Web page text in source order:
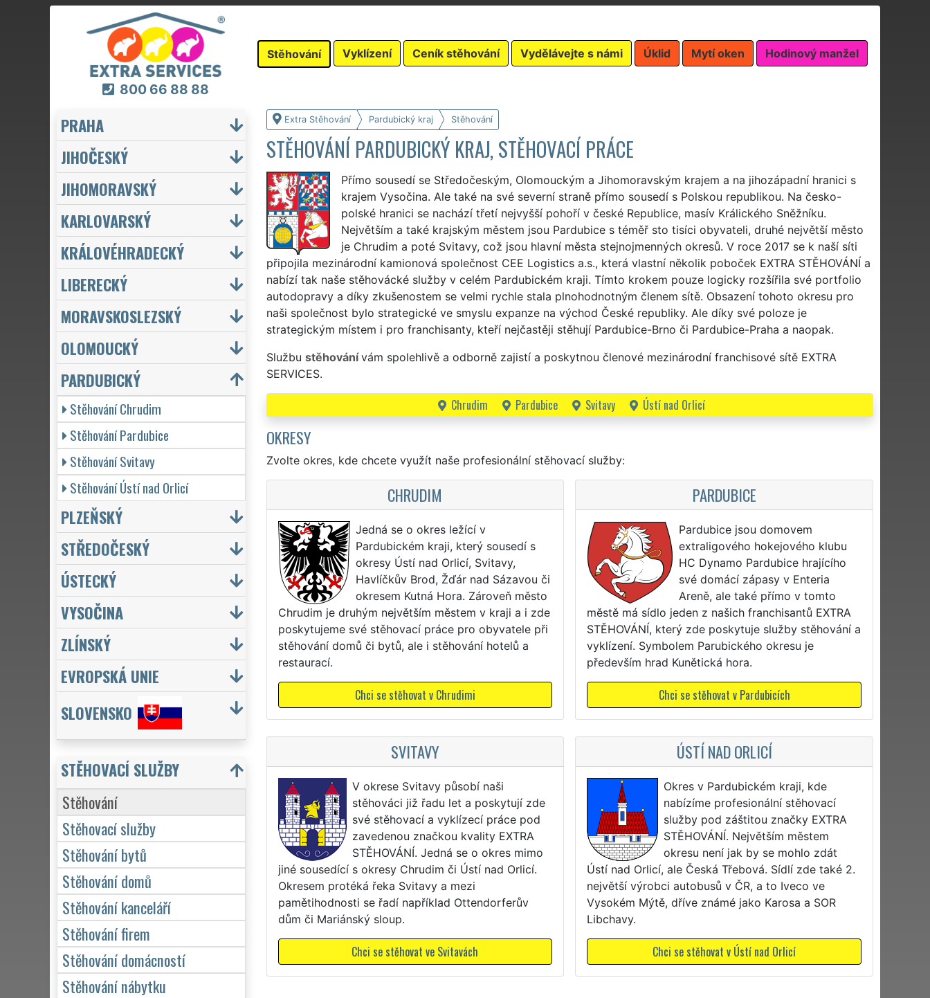
800 66 88 88
Stěhování Vyklízení Ceník stěhování Vydělávejte s námi Úklid Mytí oken Hodinový manžel
Extra Stěhování Pardubický kraj Stěhování
STĚHOVÁNÍ PARDUBICKÝ KRAJ, STĚHOVACÍ PRÁCE
Přímo sousedí se Středočeským, Olomouckým a Jihomoravským krajem a na jihozápadní hranici s
krajem Vysočina. Ale také na své severní straně přímo sousedí s Polskou republikou. Na česko-
polské hranici se nachází třetí nejvyšší pohoří v české Republice, masív Králického Sněžníku.
Největším a také krajským městem jsou Pardubice s téměř sto tisíci obyvateli, druhé největší město
je Chrudim a poté Svitavy, což jsou hlavní města stejnojmenných okresů. V roce 2017 se k naší síti
připojila mezinárodní kamionová společnost CEE Logistics a.s., která vlastní několik poboček EXTRA STĚHOVÁNÍ a
nabízí tak naše stěhovácké služby v celém Pardubickém kraji. Tímto krokem pouze logicky rozšířila své portfolio
autodopravy a díky zkušenostem se velmi rychle stala plnohodnotným členem sítě. Obsazení tohoto okresu pro
naši společnost bylo strategické ve smyslu expanze na východ České republiky. Ale díky své poloze je
strategickým místem i pro franchisanty, kteří nejčastěji stěhují Pardubice-Brno či Pardubice-Praha a naopak.
Službu stěhovánívám spolehlivě a odborně zajistí a poskytnou členové mezinárodní franchisové sítě EXTRA
SERVICES.
Chrudim Pardubice Svitavy Ústí nad Orlicí
OKRESY
Zvolte okres, kde chcete využít naše profesionální stěhovací služby:
CHRUDIM
Jedná se o okres ležící v
Pardubickém kraji, který sousedí s
okresy Ústí nad Orlicí, Svitavy,
Havlíčkův Brod, Žďár nad Sázavou či
okresem Kutná Hora. Zároveň město
Chrudim je druhým největším městem v kraji a i zde
poskytujeme své stěhovací práce pro obyvatele při
stěhování domů či bytů, ale i stěhování hotelů a
restaurací.
Chci se stěhovat v Chrudimi
PARDUBICE
Pardubice jsou domovem
extraligového hokejového klubu
HC Dynamo Pardubice hrajícího
své domácí zápasy v Enteria
Areně, ale také přímo v tomto
městě má sídlo jeden z našich franchisantů EXTRA
STĚHOVÁNÍ, který zde poskytuje služby stěhování a
vyklízení. Symbolem Parubického okresu je
především hrad Kunětická hora.
Chci se stěhovat v Pardubicích
SVITAVY
V okrese Svitavy působí naši
stěhováci již řadu let a poskytují zde
své stěhovací a vyklízecí práce pod
zavedenou značkou kvality EXTRA
STĚHOVÁNÍ. Jedná se o okres mimo
jiné sousedící s okresy Chrudim či Ústí nad Orlicí.
Okresem protéká řeka Svitavy a mezi
pamětihodnosti se řadí například Ottendorferův
dům či Mariánský sloup.
Chci se stěhovat ve Svitavách
ÚSTÍ NAD ORLICÍ
Okres v Pardubickém kraji, kde
nabízíme profesionální stěhovací
služby pod záštitou značky EXTRA
STĚHOVÁNÍ. Největším městem
okresu není jak by se mohlo zdát
Ústí nad Orlicí, ale Česká Třebová. Sídlí zde také 2.
největší výrobci autobusů v ČR, a to Iveco ve
Vysokém Mýtě, dříve známé jako Karosa a SOR
Libchavy.
Chci se stěhovat v Ústí nad Orlicí
PRAHA
JIHOČESKÝ
JIHOMORAVSKÝ
KARLOVARSKÝ
KRÁLOVÉHRADECKÝ
LIBERECKÝ
MORAVSKOSLEZSKÝ
OLOMOUCKÝ
PARDUBICKÝ
Stěhování Chrudim
Stěhování Pardubice
Stěhování Svitavy
Stěhování Ústí nad Orlicí
PLZEŇSKÝ
STŘEDOČESKÝ
ÚSTECKÝ
VYSOČINA
ZLÍNSKÝ
EVROPSKÁ UNIE
SLOVENSKO
STĚHOVACÍ SLUŽBY
Stěhování
Stěhovací služby
Stěhování bytů
Stěhování domů
Stěhování kanceláří
Stěhování firem
Stěhování domácností
Stěhování nábytku